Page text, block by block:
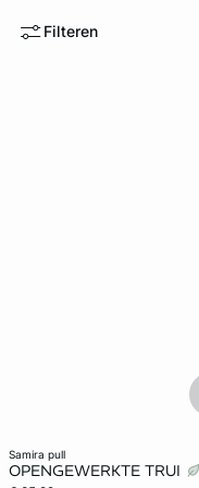
Filteren
samira pull
OPENGEWERKTE TRUI